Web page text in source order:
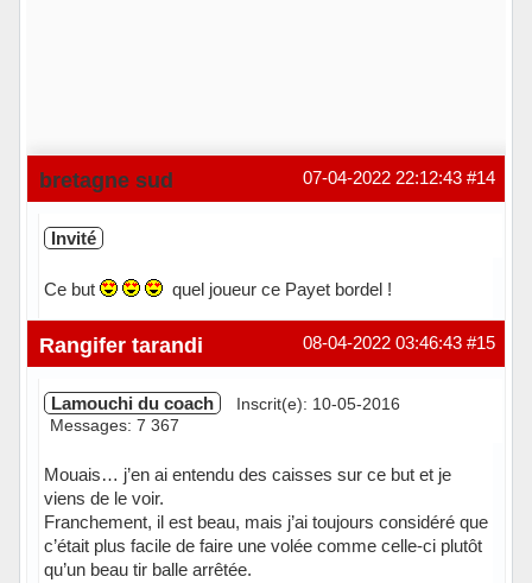
#14
07-04-2022 22:12:43
bretagne sud
Invité
Ce but quel joueur ce Payet bordel !
#15
08-04-2022 03:46:43
Rangifer tarandi
Lamouchi du coach
Inscrit(e): 10-05-2016
Messages: 7 367
Mouais… j’en ai entendu des caisses sur ce but et je
viens de le voir.
Franchement, il est beau, mais j’ai toujours considéré que
c’était plus facile de faire une volée comme celle-ci plutôt
qu’un beau tir balle arrêtée.